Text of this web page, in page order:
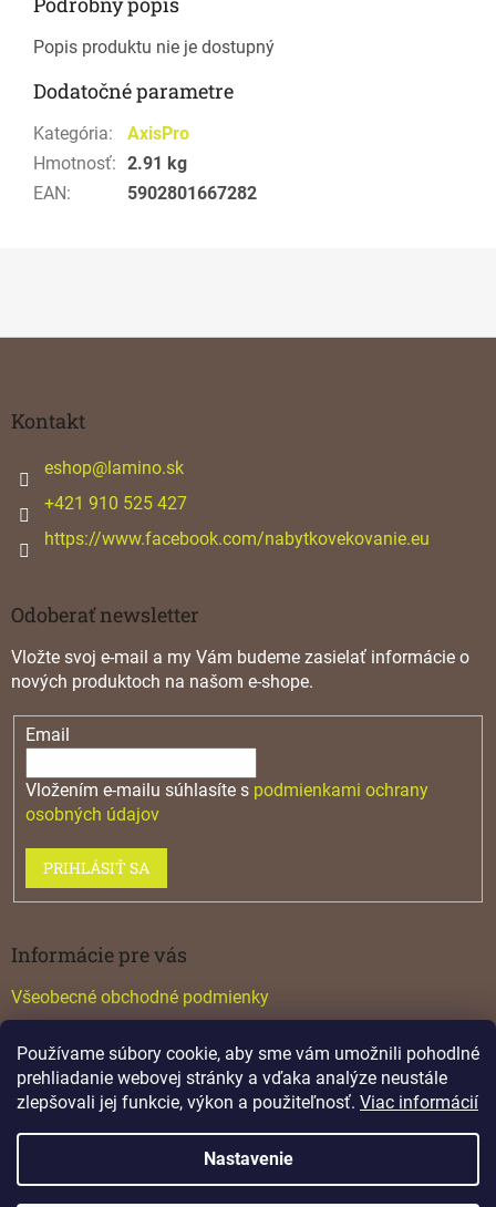
Používame súbory cookie, aby sme vám umožnili pohodlné
prehliadanie webovej stránky a vďaka analýze neustále
zlepšovali jej funkcie, výkon a použiteľnosť. Viac informácií
Nastavenie
Popis produktu nie je dostupný
Dodatočné parametre
Kategória:
AxisPro
Hmotnosť: 2.91 kg
EAN: 5902801667282
Kontakt
eshop@ lamino.sk
+421 910 525 427
https://www.facebook.com/nabytkovekovanie.eu
Odoberať newsletter
Vložte svoj e-mail a my Vám budeme zasielať informácie o
nových produktoch na našom e-shope.
Email
Vložením e-mailu súhlasíte s podmienkami ochrany
osobných údajov
PRIHLÁSIŤ SA
Informácie pre vás
Všeobecné obchodné podmienky
Katalógy
Vytvoril Shoptet